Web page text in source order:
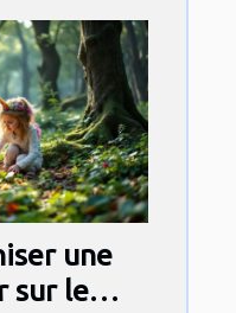
une
sur le